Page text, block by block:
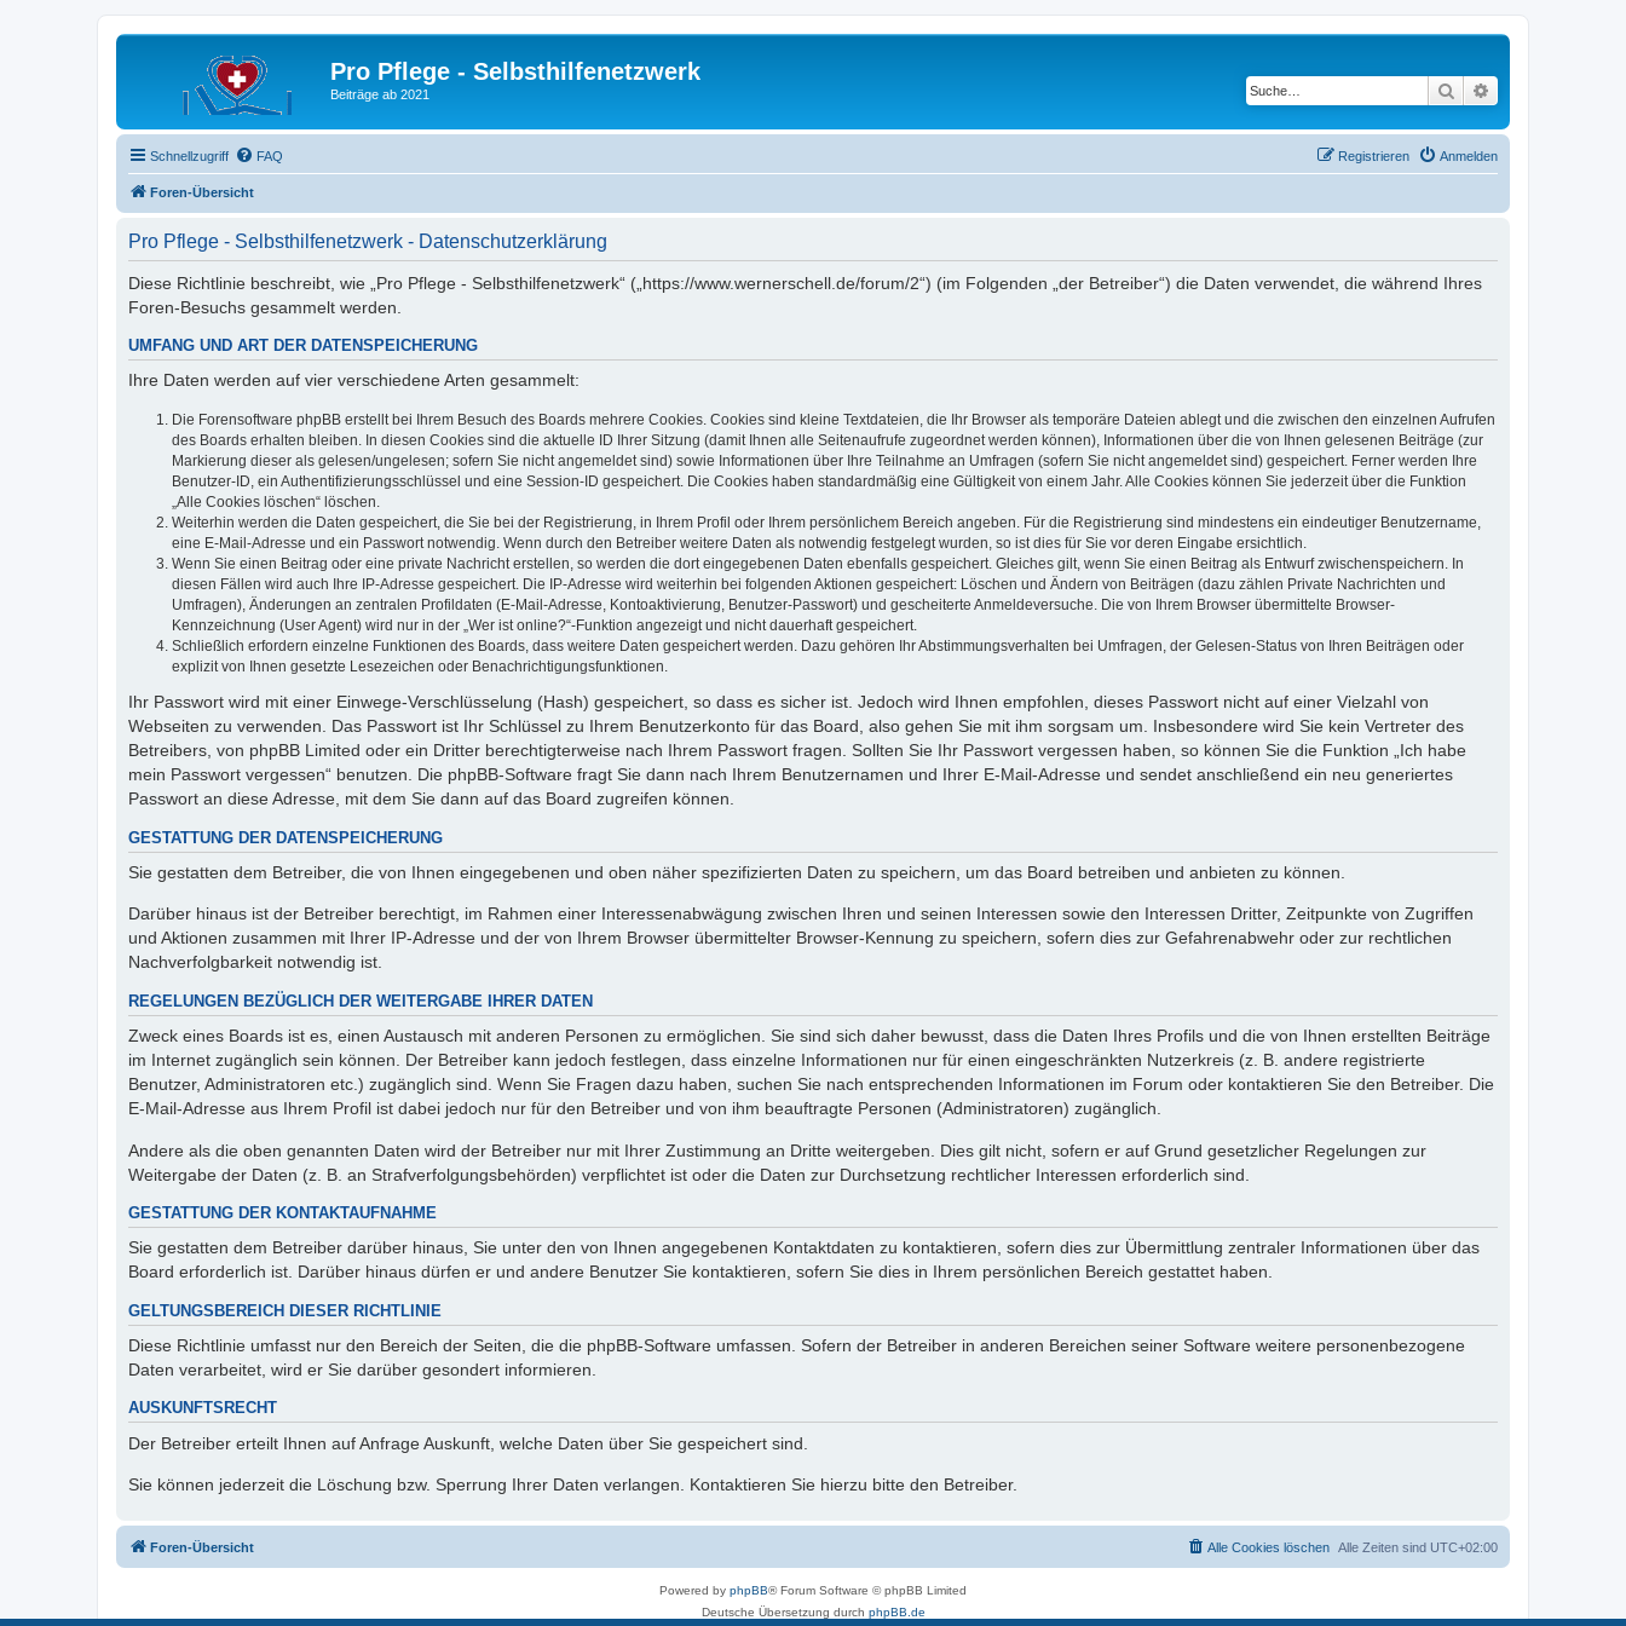
Pro Pflege - Selbsthilfenetzwerk
Beiträge ab 2021 Suche
Schnellzugriff FAQ Anmelden
Registrieren
Foren-Übersicht
Pro Pflege - Selbsthilfenetzwerk - Datenschutzerklärung
Diese Richtlinie beschreibt, wie „Pro Pflege - Selbsthilfenetzwerk“ („https://www.wernerschell.de/forum/2“) (im Folgenden „der Betreiber“) die Daten verwendet, die während Ihres
Foren-Besuchs gesammelt werden.
UMFANG UND ART DER DATENSPEICHERUNG
Ihre Daten werden auf vier verschiedene Arten gesammelt:
Die Forensoftware phpBB erstellt bei Ihrem Besuch des Boards mehrere Cookies. Cookies sind kleine Textdateien, die Ihr Browser als temporäre Dateien ablegt und die zwischen den einzelnen Aufrufen
des Boards erhalten bleiben. In diesen Cookies sind die aktuelle ID Ihrer Sitzung (damit Ihnen alle Seitenaufrufe zugeordnet werden können), Informationen über die von Ihnen gelesenen Beiträge (zur
Markierung dieser als gelesen/ungelesen; sofern Sie nicht angemeldet sind) sowie Informationen über Ihre Teilnahme an Umfragen (sofern Sie nicht angemeldet sind) gespeichert. Ferner werden Ihre
Benutzer-ID, ein Authentifizierungsschlüssel und eine Session-ID gespeichert. Die Cookies haben standardmäßig eine Gültigkeit von einem Jahr. Alle Cookies können Sie jederzeit über die Funktion
„Alle Cookies löschen“ löschen.
Weiterhin werden die Daten gespeichert, die Sie bei der Registrierung, in Ihrem Profil oder Ihrem persönlichem Bereich angeben. Für die Registrierung sind mindestens ein eindeutiger Benutzername,
eine E-Mail-Adresse und ein Passwort notwendig. Wenn durch den Betreiber weitere Daten als notwendig festgelegt wurden, so ist dies für Sie vor deren Eingabe ersichtlich.
Wenn Sie einen Beitrag oder eine private Nachricht erstellen, so werden die dort eingegebenen Daten ebenfalls gespeichert. Gleiches gilt, wenn Sie einen Beitrag als Entwurf zwischenspeichern. In
diesen Fällen wird auch Ihre IP-Adresse gespeichert. Die IP-Adresse wird weiterhin bei folgenden Aktionen gespeichert: Löschen und Ändern von Beiträgen (dazu zählen Private Nachrichten und
Umfragen), Änderungen an zentralen Profildaten (E-Mail-Adresse, Kontoaktivierung, Benutzer-Passwort) und gescheiterte Anmeldeversuche. Die von Ihrem Browser übermittelte Browser-
Kennzeichnung (User Agent) wird nur in der „Wer ist online?“-Funktion angezeigt und nicht dauerhaft gespeichert.
Schließlich erfordern einzelne Funktionen des Boards, dass weitere Daten gespeichert werden. Dazu gehören Ihr Abstimmungsverhalten bei Umfragen, der Gelesen-Status von Ihren Beiträgen oder
explizit von Ihnen gesetzte Lesezeichen oder Benachrichtigungsfunktionen.
Ihr Passwort wird mit einer Einwege-Verschlüsselung (Hash) gespeichert, so dass es sicher ist. Jedoch wird Ihnen empfohlen, dieses Passwort nicht auf einer Vielzahl von
Webseiten zu verwenden. Das Passwort ist Ihr Schlüssel zu Ihrem Benutzerkonto für das Board, also gehen Sie mit ihm sorgsam um. Insbesondere wird Sie kein Vertreter des
Betreibers, von phpBB Limited oder ein Dritter berechtigterweise nach Ihrem Passwort fragen. Sollten Sie Ihr Passwort vergessen haben, so können Sie die Funktion „Ich habe
mein Passwort vergessen“ benutzen. Die phpBB-Software fragt Sie dann nach Ihrem Benutzernamen und Ihrer E-Mail-Adresse und sendet anschließend ein neu generiertes
Passwort an diese Adresse, mit dem Sie dann auf das Board zugreifen können.
GESTATTUNG DER DATENSPEICHERUNG
Sie gestatten dem Betreiber, die von Ihnen eingegebenen und oben näher spezifizierten Daten zu speichern, um das Board betreiben und anbieten zu können.
Darüber hinaus ist der Betreiber berechtigt, im Rahmen einer Interessenabwägung zwischen Ihren und seinen Interessen sowie den Interessen Dritter, Zeitpunkte von Zugriffen
und Aktionen zusammen mit Ihrer IP-Adresse und der von Ihrem Browser übermittelter Browser-Kennung zu speichern, sofern dies zur Gefahrenabwehr oder zur rechtlichen
Nachverfolgbarkeit notwendig ist.
REGELUNGEN BEZÜGLICH DER WEITERGABE IHRER DATEN
Zweck eines Boards ist es, einen Austausch mit anderen Personen zu ermöglichen. Sie sind sich daher bewusst, dass die Daten Ihres Profils und die von Ihnen erstellten Beiträge
im Internet zugänglich sein können. Der Betreiber kann jedoch festlegen, dass einzelne Informationen nur für einen eingeschränkten Nutzerkreis (z. B. andere registrierte
Benutzer, Administratoren etc.) zugänglich sind. Wenn Sie Fragen dazu haben, suchen Sie nach entsprechenden Informationen im Forum oder kontaktieren Sie den Betreiber. Die
E-Mail-Adresse aus Ihrem Profil ist dabei jedoch nur für den Betreiber und von ihm beauftragte Personen (Administratoren) zugänglich.
Andere als die oben genannten Daten wird der Betreiber nur mit Ihrer Zustimmung an Dritte weitergeben. Dies gilt nicht, sofern er auf Grund gesetzlicher Regelungen zur
Weitergabe der Daten (z. B. an Strafverfolgungsbehörden) verpflichtet ist oder die Daten zur Durchsetzung rechtlicher Interessen erforderlich sind.
GESTATTUNG DER KONTAKTAUFNAHME
Sie gestatten dem Betreiber darüber hinaus, Sie unter den von Ihnen angegebenen Kontaktdaten zu kontaktieren, sofern dies zur Übermittlung zentraler Informationen über das
Board erforderlich ist. Darüber hinaus dürfen er und andere Benutzer Sie kontaktieren, sofern Sie dies in Ihrem persönlichen Bereich gestattet haben.
GELTUNGSBEREICH DIESER RICHTLINIE
Diese Richtlinie umfasst nur den Bereich der Seiten, die die phpBB-Software umfassen. Sofern der Betreiber in anderen Bereichen seiner Software weitere personenbezogene
Daten verarbeitet, wird er Sie darüber gesondert informieren.
AUSKUNFTSRECHT
Der Betreiber erteilt Ihnen auf Anfrage Auskunft, welche Daten über Sie gespeichert sind.
Sie können jederzeit die Löschung bzw. Sperrung Ihrer Daten verlangen. Kontaktieren Sie hierzu bitte den Betreiber.
Foren-Übersicht Alle Zeiten sind UTC+02:00
Alle Cookies löschen
Powered by phpBB® Forum Software © phpBB Limited
Deutsche Übersetzung durch phpBB.de